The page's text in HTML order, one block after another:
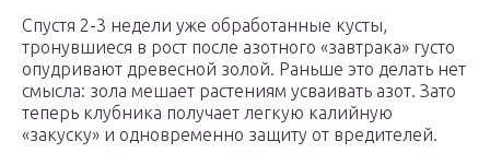
Спустя 2-3 недели уже обработанные кусты,
тронувшиеся в рост после азотного «завтрака» густо
опудривают древесной золой. Раньше это делать нет
смысла: зола мешает растениям усваивать азот. Зато
теперь клубника получает легкую калийную
«закуску» и одновременно защиту от вредителей.